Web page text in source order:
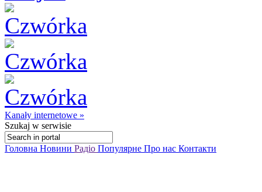
Kanały internetowe »
Szukaj w serwisie
Головна Новини Радіо Популярне Про нас Контакти